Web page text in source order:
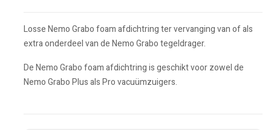
Losse Nemo Grabo foam afdichtring ter vervanging van of als
extra onderdeel van de Nemo Grabo tegeldrager.
De Nemo Grabo foam afdichtring is geschikt voor zowel de
Nemo Grabo Plus als Pro vacuümzuigers.